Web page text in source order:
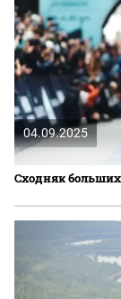
04.09.2025
Сходняк больших